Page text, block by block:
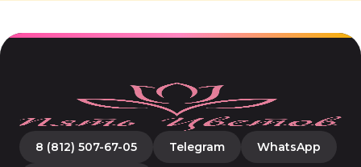
8 (812) 507-67-05 Telegram WhatsApp